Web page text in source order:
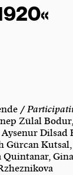
/
Zülal
Dilsad
Gürcan